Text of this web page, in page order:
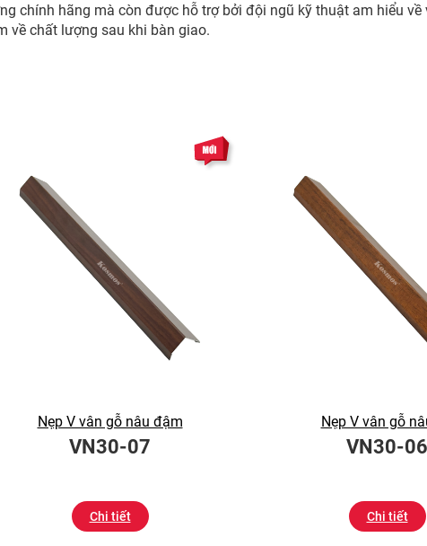
chính hãng mà còn được hỗ trợ bởi đội ngũ kỹ thuật am hiểu
về chất lượng sau khi bàn giao.
Nẹp V vân gỗ nâu đậm
VN30-07
Chi tiết
Nẹp V vân gỗ
VN30-06
Chi tiết